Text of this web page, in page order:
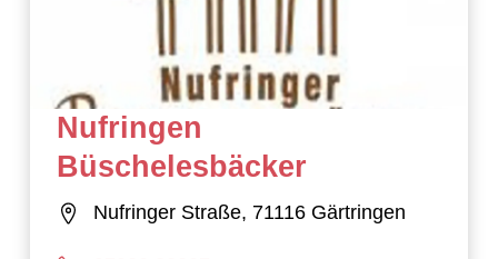
Nufringen
Büschelesbäcker
Nufringer Straße, 71116 Gärtringen